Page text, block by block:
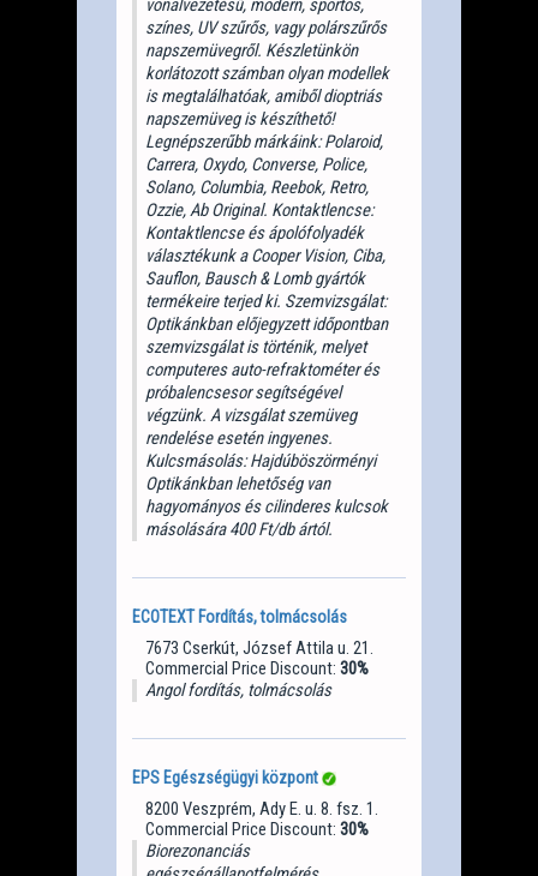
színes, UV szűrős, vagy polárszűrős
napszemüvegről. Készletünkön
korlátozott számban olyan modellek
is megtalálhatóak, amiből dioptriás
napszemüveg is készíthető!
Legnépszerűbb márkáink: Polaroid,
Carrera, Oxydo, Converse, Police,
Solano, Columbia, Reebok, Retro,
Ozzie, Ab Original. Kontaktlencse:
Kontaktlencse és ápolófolyadék
választékunk a Cooper Vision, Ciba,
Sauflon, Bausch & Lomb gyártók
termékeire terjed ki. Szemvizsgálat:
Optikánkban előjegyzett időpontban
szemvizsgálat is történik, melyet
computeres auto-refraktométer és
próbalencsesor segítségével
végzünk. A vizsgálat szemüveg
rendelése esetén ingyenes.
Kulcsmásolás: Hajdúböszörményi
Optikánkban lehetőség van
hagyományos és cilinderes kulcsok
másolására 400 Ft/db ártól.
ECOTEXT Fordítás, tolmácsolás
7673 Cserkút, József Attila u. 21.
Commercial Price Discount: 30%
Angol fordítás, tolmácsolás
EPS Egészségügyi központ
8200 Veszprém, Ady E. u. 8. fsz. 1.
Commercial Price Discount: 30%
Biorezonanciás